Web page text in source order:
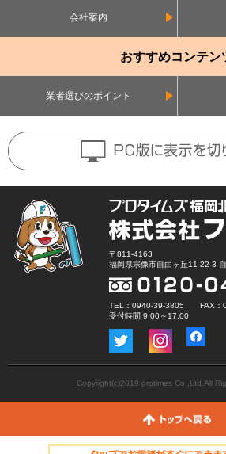
会社案内
おすすめコンテン
業者選びのポイント
〒811-4163
福岡県宗像市自由ヶ丘11-22-3
TEL：0940-39-3805 FAX：
受付時間 9:00～17:00
Copyright(c)2019 protimes Co.,Ltd.All